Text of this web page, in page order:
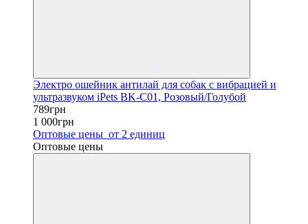
Электро ошейник антилай для собак с вибрацией и
ультразвуком iPets BK-C01, Розовый/Голубой
789грн
1 000грн
Оптовые цены от 2 единиц
Оптовые цены